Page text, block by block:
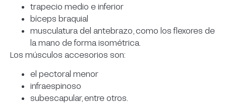
trapecio medio e inferior
bíceps braquial
musculatura del antebrazo, como los flexores de
la mano de forma isométrica.
Los músculos accesorios son:
el pectoral menor
infraespinoso
subescapular, entre otros.